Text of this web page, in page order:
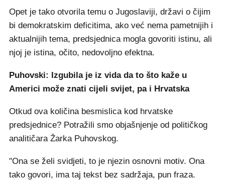
Opet je tako otvorila temu o Jugoslaviji, državi o čijim
bi demokratskim deficitima, ako već nema pametnijih i
aktualnijih tema, predsjednica mogla govoriti istinu, ali
njoj je istina, očito, nedovoljno efektna.
Puhovski: Izgubila je iz vida da to što kaže u
Americi može znati cijeli svijet, pa i Hrvatska
Otkud ova količina besmislica kod hrvatske
predsjednice? Potražili smo objašnjenje od političkog
analitičara Žarka Puhovskog.
"Ona se želi svidjeti, to je njezin osnovni motiv. Ona
tako govori, ima taj tekst bez sadržaja, pun fraza.